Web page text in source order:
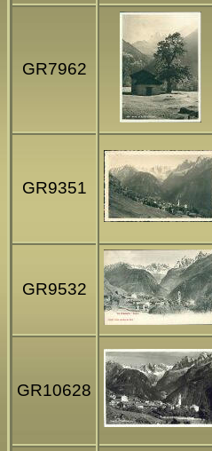
GR7962
GR9351
GR9532
GR10628